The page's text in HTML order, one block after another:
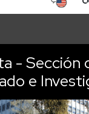
- Sección
e